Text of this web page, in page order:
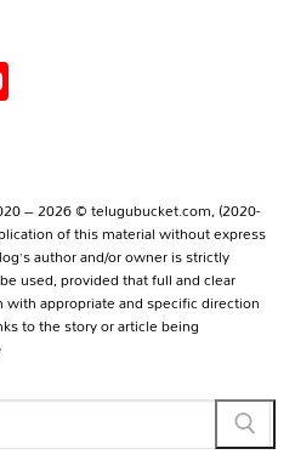
– 2026 © telugubucket.com, (2020-
of this material without express
author and/or owner is strictly
used, provided that full and clear
appropriate and specific direction
to the story or article being